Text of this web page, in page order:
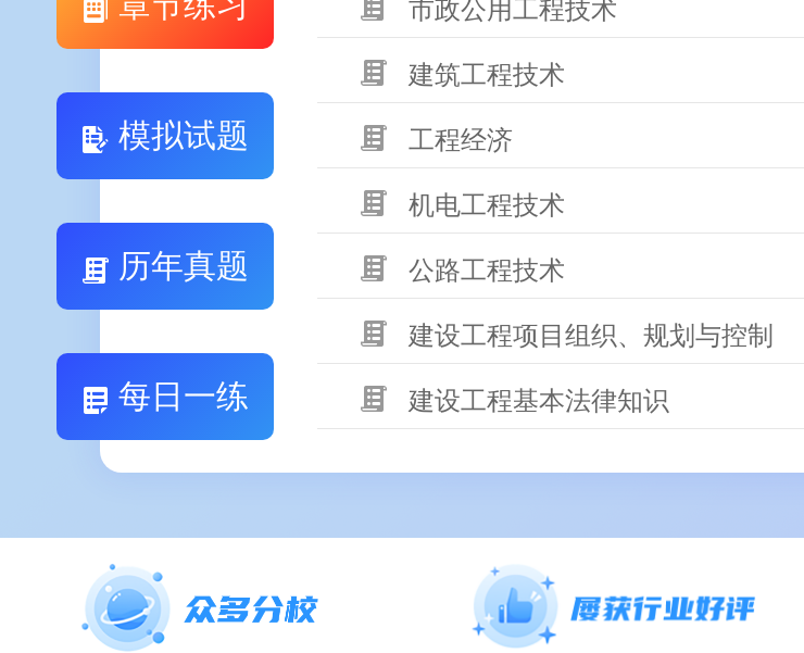
模拟试题
历年真题
每日一练
市政公用工程技术
建筑工程技术
工程经济
机电工程技术
公路工程技术
建设工程项目组织、规划与控制
建设工程基本法律知识